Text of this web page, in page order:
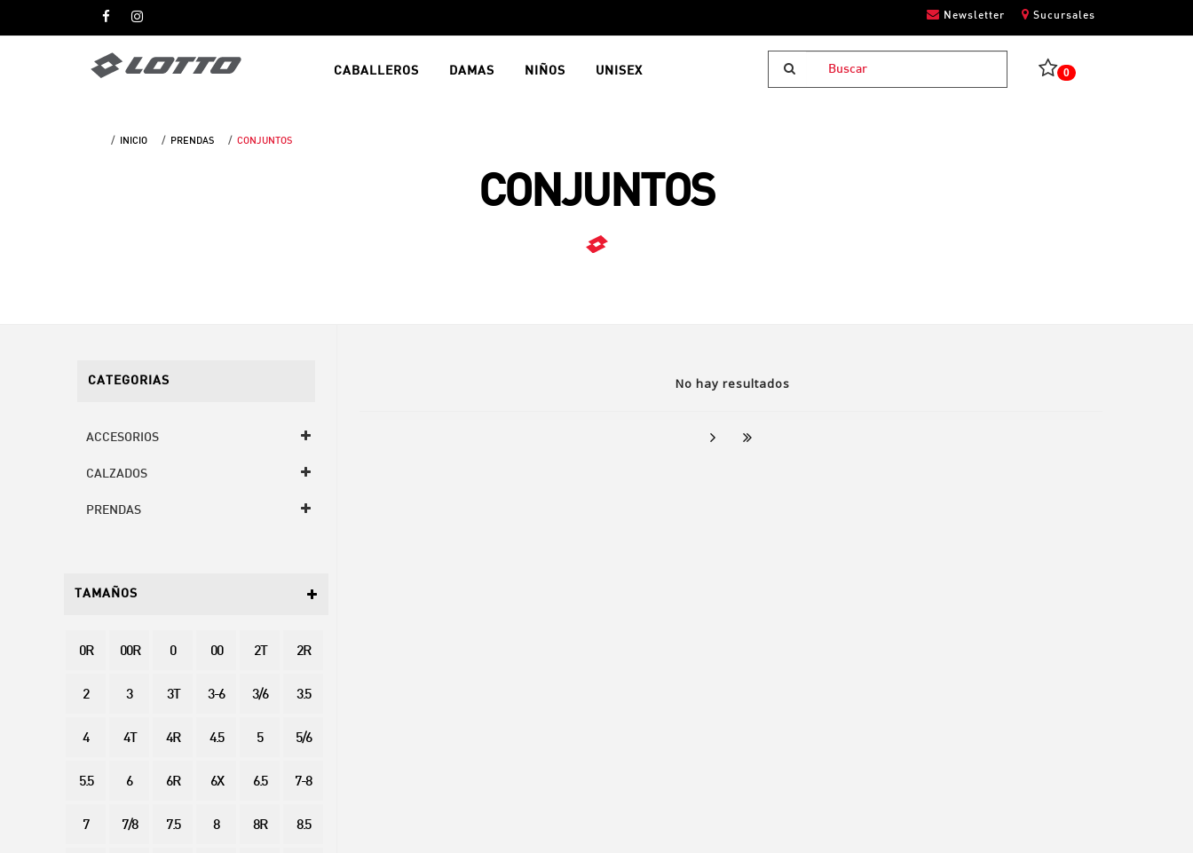
Newsletter Sucursales
0
CABALLEROS DAMAS NIÑOS UNISEX
INICIO PRENDAS CONJUNTOS
CONJUNTOS
No hay resultados
CATEGORIAS
ACCESORIOS
CALZADOS
PRENDAS
TAMAÑOS
0R 00R 0 00 2T 2R
2 3 3T 3-6 3/6 3.5
4 4T 4R 4.5 5 5/6
5.5 6 6R 6X 6.5 7-8
7 7/8 7.5 8 8R 8.5